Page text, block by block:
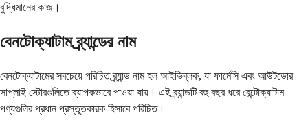
বুদ্ধিমানের কাজ।
বেনটোক্যাটাম ব্র্যান্ডের নাম
বেনটোক্যাটামের সবচেয়ে পরিচিত ব্র্যান্ড নাম হল আইভিব্লক, যা ফার্মেসি এবং আউটডোর
সাপ্লাই স্টোরগুলিতে ব্যাপকভাবে পাওয়া যায়। এই ব্র্যান্ডটি বহু বছর ধরে বেন্টোক্যাটাম
পণ্যগুলির প্রধান প্রস্তুতকারক হিসাবে পরিচিত।